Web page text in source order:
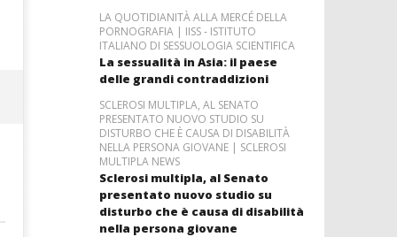
LA QUOTIDIANITÀ ALLA MERCÉ DELLA
PORNOGRAFIA | IISS - ISTITUTO
ITALIANO DI SESSUOLOGIA SCIENTIFICA
La sessualità in Asia: il paese
delle grandi contraddizioni
SCLEROSI MULTIPLA, AL SENATO
PRESENTATO NUOVO STUDIO SU
DISTURBO CHE È CAUSA DI DISABILITÀ
NELLA PERSONA GIOVANE | SCLEROSI
MULTIPLA NEWS
Sclerosi multipla, al Senato
presentato nuovo studio su
disturbo che è causa di disabilità
nella persona giovane